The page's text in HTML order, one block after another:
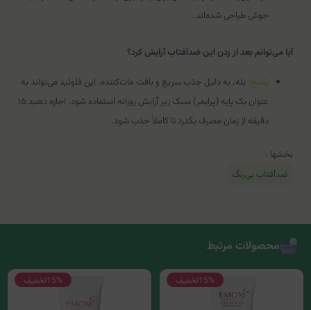
جوش طراحی شده‌اند.
آیا می‌توانم بعد از زدن این ضدآفتاب آرایش کرد؟
پاسخ: بله، به دلیل جذب سریع و بافت مات‌کننده، این فلوئید می‌تواند به
عنوان یک پایه (پرایمر) سبک زیر آرایش روزانه استفاده شود. اجازه دهید ۱۵
دقیقه از زمان مصرف بگذرد تا کاملاً جذب شود.
بخشها :
ضدآفتاب بی‌رنگ
محصولات مرتبط
15%تخفیف 15%تخفیف